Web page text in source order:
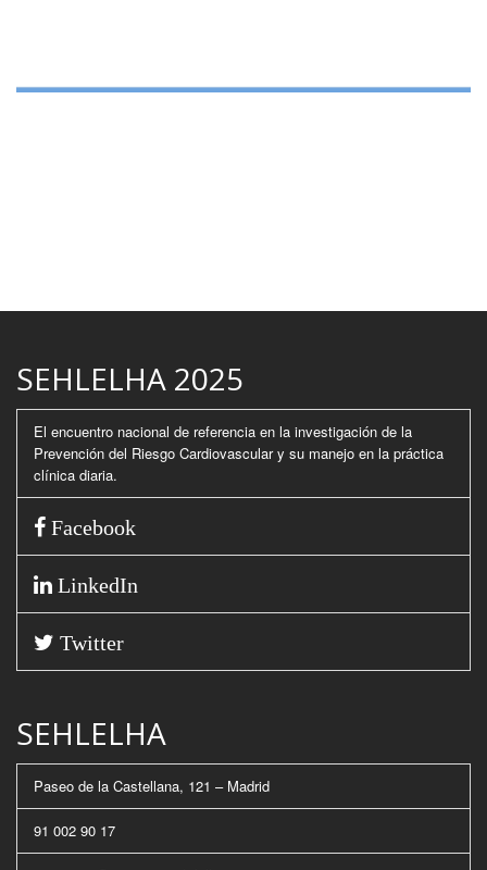
SEHLELHA 2025
El encuentro nacional de referencia en la investigación de la
Prevención del Riesgo Cardiovascular y su manejo en la práctica
clínica diaria.
Facebook
LinkedIn
Twitter
SEHLELHA
Paseo de la Castellana, 121 – Madrid
91 002 90 17